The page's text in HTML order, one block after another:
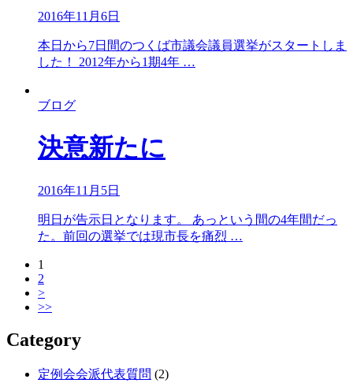
2016年11月6日
本日から7日間のつくば市議会議員選挙がスタートしま
した！ 2012年から1期4年 …
ブログ
決意新たに
2016年11月5日
明日が告示日となります。 あっという間の4年間だっ
た。前回の選挙では現市長を痛烈 …
1
2
>
>>
Category
定例会会派代表質問 (2)